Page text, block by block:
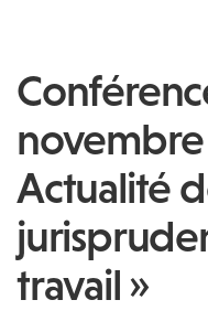
novembre
Actualité
travail »